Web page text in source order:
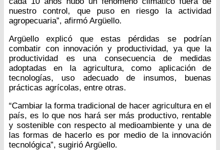
nuestro control, que puso en riesgo la actividad
agropecuaria”, afirmó Argüello.
Argüello explicó que estas pérdidas se podrían
combatir con innovación y productividad, ya que la
productividad es una consecuencia de medidas
adoptadas en la agricultura, como aplicación de
tecnologías, uso adecuado de insumos, buenas
prácticas agrícolas, entre otras.
“Cambiar la forma tradicional de hacer agricultura en el
país, es lo que nos hará ser más productivo, rentable
y sostenible con respecto al medioambiente y una de
las formas de hacerlo es por medio de la innovación
tecnológica”, sugirió Argüello.